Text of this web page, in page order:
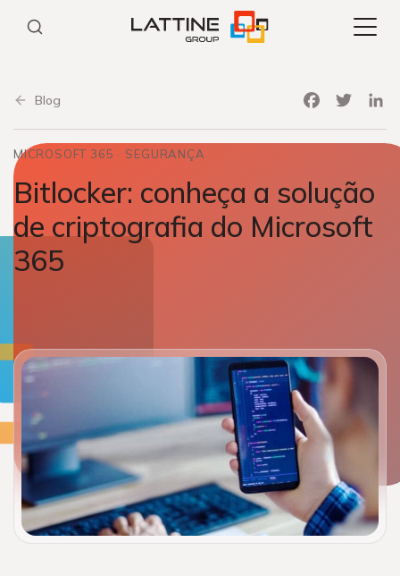
Blog
FacebookTwitter
MICROSOFT 365 SEGURANÇA
Bitlocker: conheça a solução
de criptografia do Microsoft
365